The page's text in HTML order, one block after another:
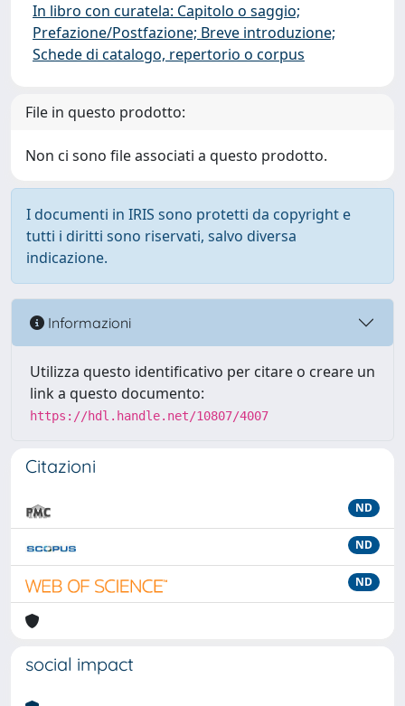
In libro con curatela: Capitolo o saggio;
Prefazione/Postfazione; Breve introduzione;
Schede di catalogo, repertorio o corpus
File in questo prodotto:
Non ci sono file associati a questo prodotto.
I documenti in IRIS sono protetti da copyright e
tutti i diritti sono riservati, salvo diversa
indicazione.
Informazioni
Utilizza questo identificativo per citare o creare un
link a questo documento:
https://hdl.handle.net/10807/4007
Citazioni
ND
ND
ND
social impact